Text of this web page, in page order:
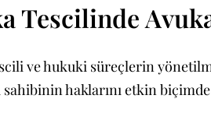
Tescilinde
ve hukuki süreçlerin
haklarını etkin